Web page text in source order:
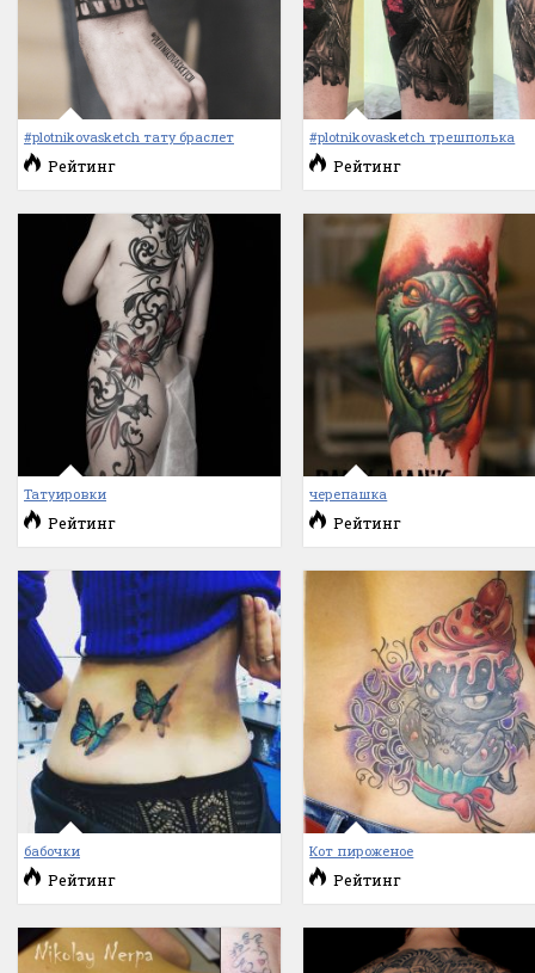
#plotnikovasketch тату браслет
Рейтинг
#plotnikovasketch трешполька
Рейтинг
Татуировки
Рейтинг
черепашка
Рейтинг
бабочки
Рейтинг
Кот пироженое
Рейтинг